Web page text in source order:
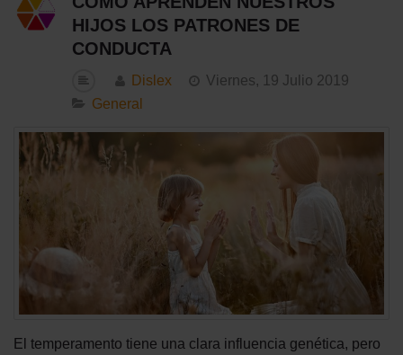
HIJOS LOS PATRONES DE
CONDUCTA
Dislex
Viernes, 19 Julio 2019
General
El temperamento tiene una clara influencia genética, pero